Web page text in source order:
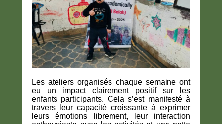
Les ateliers organisés chaque semaine ont
eu un impact clairement positifsur les
enfants participants. Cela s’est manifesté à
travers
leur capacité croissante à exprimer
leurs émotions librement, leur interaction